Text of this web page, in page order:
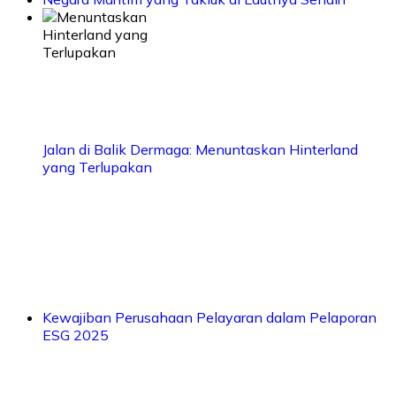
Jalan di Balik Dermaga: Menuntaskan Hinterland
yang Terlupakan
Kewajiban Perusahaan Pelayaran dalam Pelaporan
ESG 2025